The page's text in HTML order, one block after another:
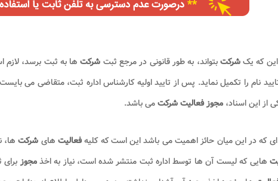
این که یکشرکتبتواند، به طور قانونی در مرجع ثبت شرکت ها به ثبت برسد، لازم
نام را تکمیل نماید. پس از تایید اولیه کارشناس اداره ثبت، متقاضی می
از این اسناد، مجوز فعالیت شرکتمی باشد.
ای که در این میان حائز اهمیت می باشد این است که کلیهفعالیت های شرکت ها،
هایی که لیست آن ها توسط اداره ثبت منتشر شده است، نیاز به اخذمجوزبرای